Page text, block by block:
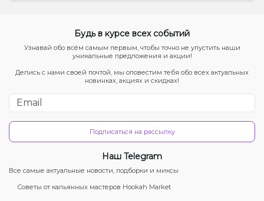
Будь в курсе всех событий
Узнавай обо всём самым первым, чтобы точно не упустить наши
уникальные предложения и акции!
Делись с нами своей почтой, мы оповестим тебя обо всех актуальных
новинках, акциях и скидках!
Подписаться на рассылку
Наш Telegram
Все самые актуальные новости, подборки и миксы
Советы от кальянных мастеров Hookah Market